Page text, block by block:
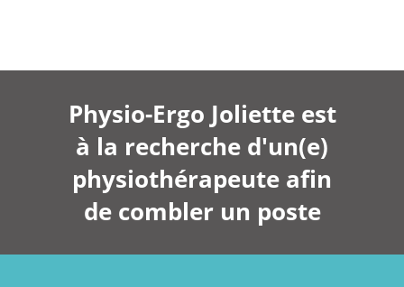
Physio-Ergo Joliette est
à la recherche d'un(e)
physiothérapeute afin
de combler un poste